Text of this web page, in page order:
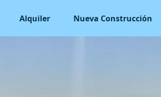
Alquiler Nueva Construcción